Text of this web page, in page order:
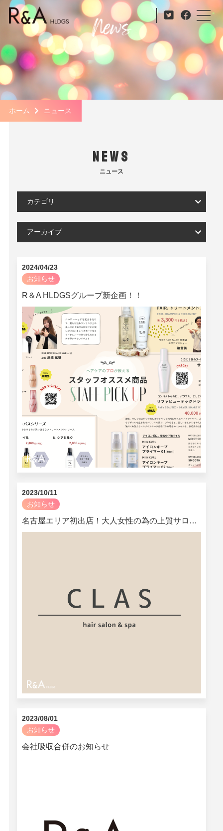
ホーム ニュース
NEWS
ニュース
カテゴリ
アーカイブ
2024/04/23
お知らせ
R＆A HLDGSグループ新企画！！
2023/10/11
お知らせ
名古屋エリア初出店！大人女性の為の上質サロン、CLAS【クラス】
2023/08/01
お知らせ
会社吸収合併のお知らせ